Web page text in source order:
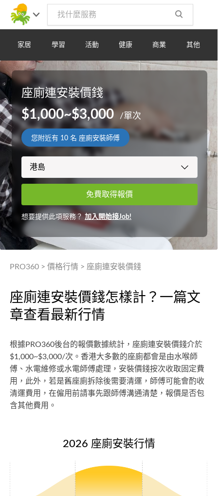
家居 學習 活動 健康 商業 其他
座廁連安裝價錢
$1,000~$3,000 /單次
您附近有 10 名 座廁安裝師傅
免費取得報價
想要提供此項服務？加入開始接Job!
PRO360 > 價格行情 > 座廁連安裝價錢
座廁連安裝價錢怎樣計？一篇文
章查看最新行情
根據PRO360後台的報價數據統計，座廁連安裝價錢介於
$1,000~$3,000/次。香港大多數的座廁都會是由水喉師
傅、水電維修或水電師傅處理，安裝價錢按次收取固定費
用，此外，若是舊座廁拆除後需要清運，師傅可能會酌收
清運費用，在僱用前請事先跟師傅溝通清楚，報價是否包
含其他費用。
2026 座廁安裝行情